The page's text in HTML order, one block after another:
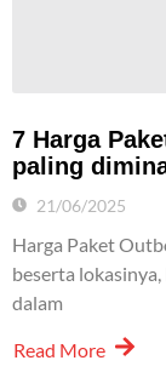
7 Harga
paling
21/06/2025
Harga Paket
beserta
dalam
Read More